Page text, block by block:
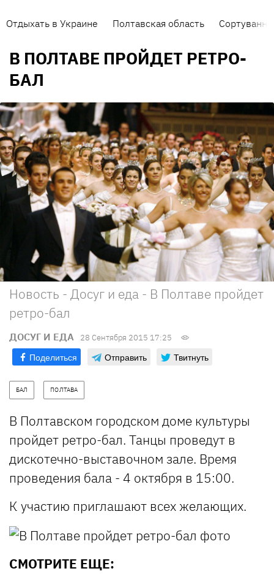
Отдыхать в Украине Полтавская область Сортування
В ПОЛТАВЕ ПРОЙДЕТ РЕТРО-
БАЛ
Новость - Досуг и еда - В Полтаве пройдет
ретро-бал
ДОСУГ И ЕДА 28 Сентября 2015 17:25
Поделиться Отправить Твитнуть
БАЛ ПОЛТАВА
В Полтавском городском доме культуры
пройдет ретро-бал. Танцы проведут в
дискотечно-выставочном зале. Время
проведения бала - 4 октября в 15:00.
К участию приглашают всех желающих.
СМОТРИТЕ ЕЩЕ: